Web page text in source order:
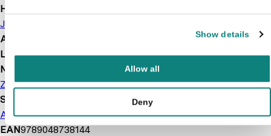
Show details
Allow all
Deny
Hoofdauteur
Jan Paul Schutten
Afbeelding
Leeftijd6 t/m 8 jaar
Merk
Zwijsen
Soort boek
AVI boekStripboek
EAN9789048738144